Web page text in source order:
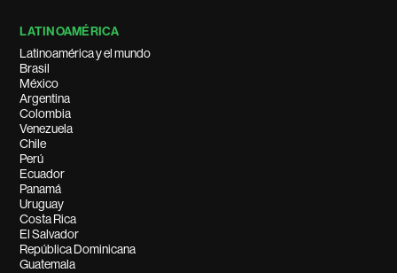
LATINOAMÉRICA
Latinoamérica y el mundo
Brasil
México
Argentina
Colombia
Venezuela
Chile
Perú
Ecuador
Panamá
Uruguay
Costa Rica
El Salvador
República Dominicana
Guatemala